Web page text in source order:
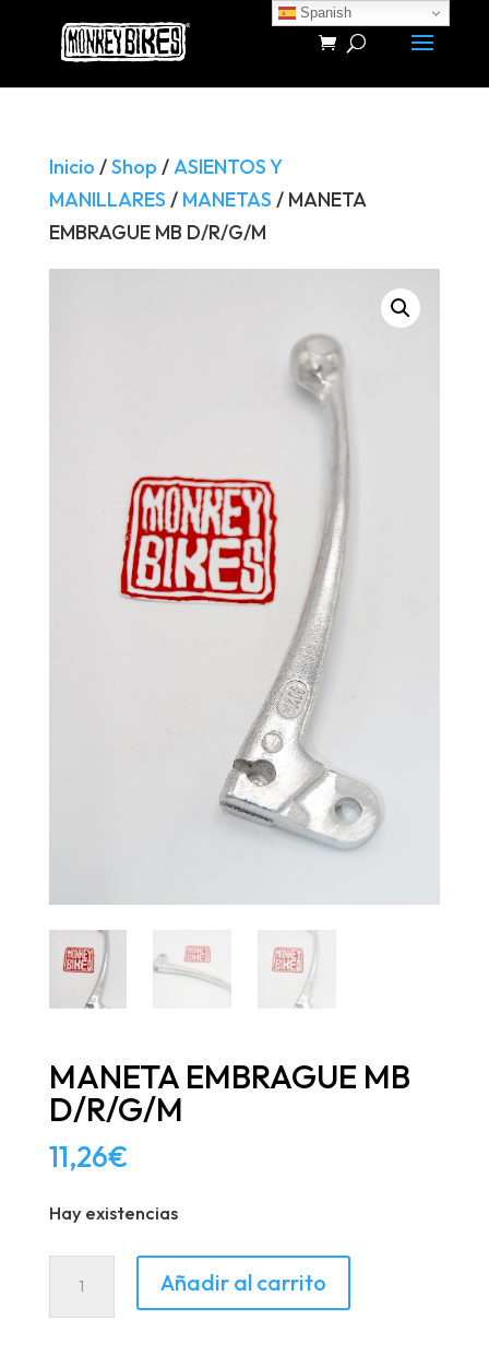
Búsqueda
productos
Inicio /Shop /ASIENTOS Y
MANILLARES / MANETAS / MANETA
EMBRAGUE MB D/R/G/M
MANETA EMBRAGUE MB
D/R/G/M
11,26€
Hay existencias
EMBRAGUE
Añadir al carrito
Spanish